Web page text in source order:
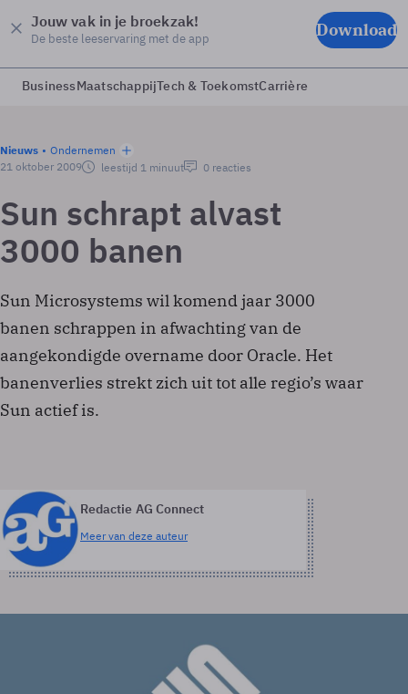
Jouw vak in je broekzak!
De beste leeservaring met de app Download
BusinessMaatschappijTech & ToekomstCarrière
Nieuws
Ondernemen
21 oktober 2009
leestijd 1 minuut 0 reacties
Sun schrapt alvast
3000 banen
Sun Microsystems wil komend jaar 3000
banen schrappen in afwachting van de
aangekondigde overname door Oracle. Het
banenverlies strekt zich uit tot alle regio’s waar
Sun actief is.
Redactie AG Connect
Meer van deze auteur